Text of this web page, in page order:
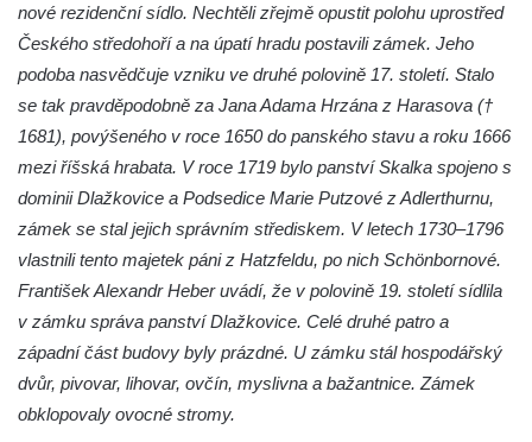
Zámek Skalka u Vlastislavi
Zámek Chcebuz
Zámek Dlažkovice
Zámek Libčeves
Zámek Hrdly
Zámek Rynartice
Zámek Velký Valtinov
Zámek Nový Falkenburk v Jablonném v
Podještědí
nové rezidenční sídlo. Nechtěli zřejmě opustit polohu uprostřed
Českého středohoří a na úpatí hradu postavili zámek. Jeho
podoba nasvědčuje vzniku ve druhé polovině 17. století. Stalo
se tak pravděpodobně za Jana Adama Hrzána z Harasova (†
1681), povýšeného v roce 1650 do panského stavu a roku 1666
mezi říšská hrabata. V roce 1719 bylo panství Skalka spojeno s
dominii Dlažkovice a Podsedice Marie Putzové z Adlerthurnu,
zámek se stal jejich správním střediskem. V letech 1730–1796
vlastnili tento majetek páni z Hatzfeldu, po nich Schönbornové.
František Alexandr Heber uvádí, že v polovině 19. století sídlila
v zámku správa panství Dlažkovice. Celé druhé patro a
západní část budovy byly prázdné. U zámku stál hospodářský
dvůr, pivovar, lihovar, ovčín, myslivna a bažantnice. Zámek
obklopovaly ovocné stromy.